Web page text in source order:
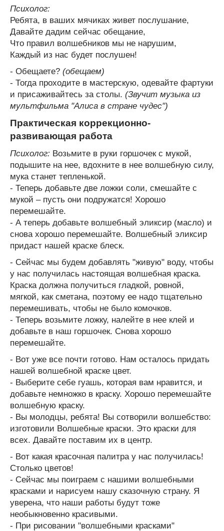
Психолог:
Ребята, в ваших мячиках живет послушание,
Давайте дадим сейчас обещание,
Что правил волшебников мы не нарушим,
Каждый из нас будет послушен!
- Обещаете? (обещаем)
- Тогда проходите в мастерскую, одевайте фартуки
и присаживайтесь за столы. (Звучит музыка из
мультфильма "Алиса в стране чудес")
Практическая коррекционно-
развивающая работа
Психолог: Возьмите в руки горшочек с мукой,
подышите на нее, вдохните в нее волшебную силу,
мука станет тепленькой.
- Теперь добавьте две ложки соли, смешайте с
мукой – пусть они подружатся! Хорошо
перемешайте.
- А теперь добавьте волшебный эликсир (масло) и
снова хорошо перемешайте. Волшебный эликсир
придаст нашей краске блеск.
- Сейчас мы будем добавлять "живую" воду, чтобы
у нас получилась настоящая волшебная краска.
Краска должна получиться гладкой, ровной,
мягкой, как сметана, поэтому ее надо тщательно
перемешивать, чтобы не было комочков.
- Теперь возьмите ложку, налейте в нее клей и
добавьте в наш горшочек. Снова хорошо
перемешайте.
- Вот уже все почти готово. Нам осталось придать
нашей волшебной краске цвет.
- Выберите себе гуашь, которая вам нравится, и
добавьте немножко в краску. Хорошо перемешайте
волшебную краску.
- Вы молодцы, ребята! Вы сотворили волшебство:
изготовили Волшебные краски. Это краски для
всех. Давайте поставим их в центр.
- Вот какая красочная палитра у нас получилась!
Столько цветов!
- Сейчас мы поиграем с нашими волшебными
красками и нарисуем нашу сказочную страну. Я
уверена, что наши работы будут тоже
необыкновенно красивыми.
- При рисовании "волшебными красками"